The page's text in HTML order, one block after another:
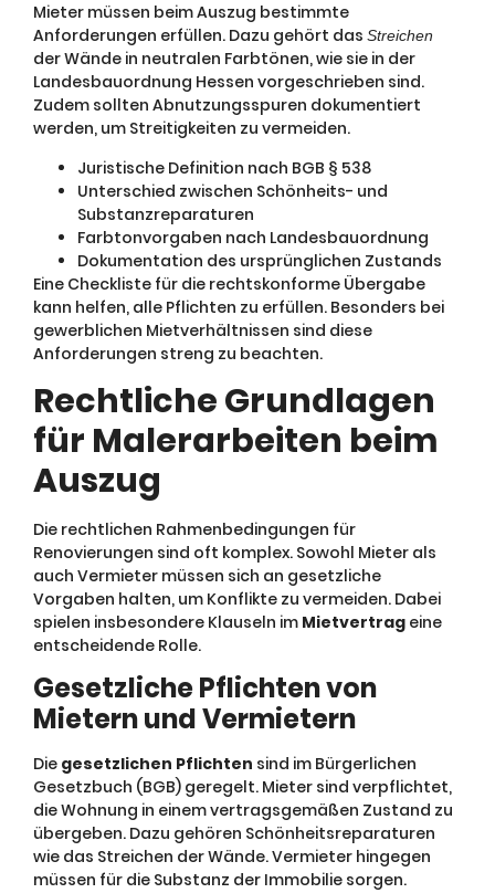
Mieter müssen beim Auszug bestimmte
Anforderungen erfüllen. Dazu gehört das Streichen
der Wände in neutralen Farbtönen, wie sie in der
Landesbauordnung Hessen vorgeschrieben sind.
Zudem sollten Abnutzungsspuren dokumentiert
werden, um Streitigkeiten zu vermeiden.
Juristische Definition nach BGB § 538
Unterschied zwischen Schönheits- und
Substanzreparaturen
Farbtonvorgaben nach Landesbauordnung
Dokumentation des ursprünglichen Zustands
Eine Checkliste für die rechtskonforme Übergabe
kann helfen, alle Pflichten zu erfüllen. Besonders bei
gewerblichen Mietverhältnissen sind diese
Anforderungen streng zu beachten.
Rechtliche Grundlagen
für Malerarbeiten beim
Auszug
Die rechtlichen Rahmenbedingungen für
Renovierungen sind oft komplex. Sowohl Mieter als
auch Vermieter müssen sich an gesetzliche
Vorgaben halten, um Konflikte zu vermeiden. Dabei
spielen insbesondere Klauseln im Mietvertrag eine
entscheidende Rolle.
Gesetzliche Pflichten von
Mietern und Vermietern
Die gesetzlichen Pflichten sind im Bürgerlichen
Gesetzbuch (BGB) geregelt. Mieter sind verpflichtet,
die Wohnung in einem vertragsgemäßen Zustand zu
übergeben. Dazu gehören Schönheitsreparaturen
wie das Streichen der Wände. Vermieter hingegen
müssen für die Substanz der Immobilie sorgen.